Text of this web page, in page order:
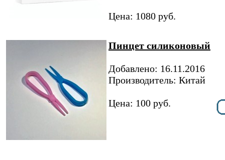
Цена: 1080 руб.
Пинцет силиконовый
Добавлено: 16.11.2016
Производитель: Китай
Цена: 100 руб.